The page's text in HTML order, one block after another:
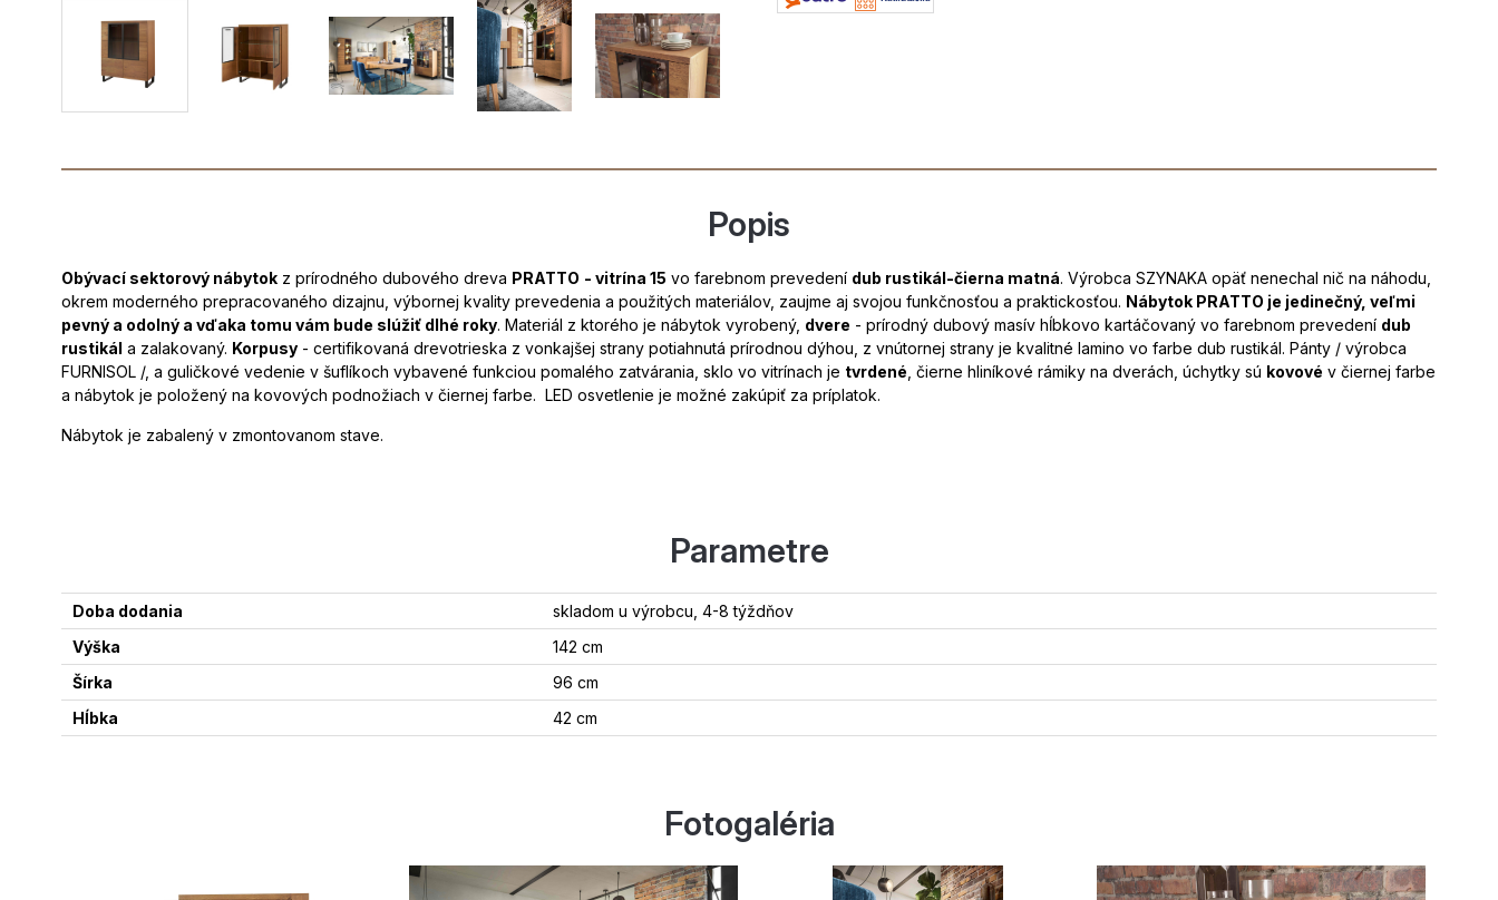
Popis
Obývací sektorový nábytok z prírodného dubového dreva PRATTO - vitrína 15 vo farebnom prevedení dub rustikál-čierna matná. Výrobca SZYNAKA opäť nenechal nič na náhodu,
okrem moderného prepracovaného dizajnu, výbornej kvality prevedenia a použitých materiálov, zaujme aj svojou funkčnosťou a praktickosťou. Nábytok PRATTO je jedinečný, veľmi
pevný a odolný a vďaka tomu vám bude slúžiť dlhé roky. Materiál z ktorého je nábytok vyrobený, dvere - prírodný dubový masív hĺbkovo kartáčovaný vo farebnom prevedení dub
rustikál a zalakovaný. Korpusy - certifikovaná drevotrieska z vonkajšej strany potiahnutá prírodnou dýhou, z vnútornej strany je kvalitné lamino vo farbe dub rustikál. Pánty / výrobca
FURNISOL /, a guličkové vedenie v šuflíkoch vybavené funkciou pomalého zatvárania, sklo vo vitrínach je tvrdené , čierne hliníkové rámiky na dverách, úchytky sú kovové v čiernej farbe
a nábytok je položený na kovových podnožiach v čiernej farbe. LED osvetlenie je možné zakúpiť za príplatok.
Nábytok je zabalený v zmontovanom stave.
Parametre
Doba dodania
skladom u výrobcu, 4-8 týždňov
Výška
142 cm
Šírka
96 cm
Hĺbka
42 cm
Fotogaléria